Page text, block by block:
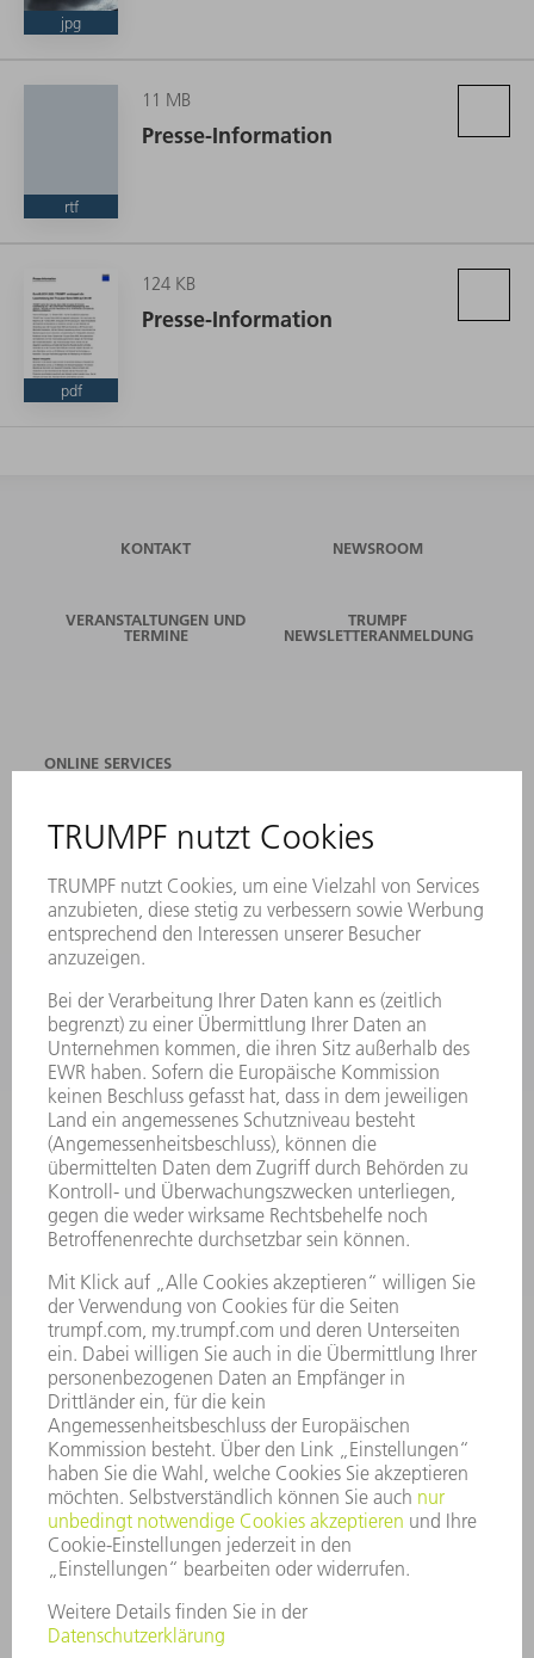
jpg
rtf
11 MB
Presse-Information
pdf
124 KB
Presse-Information
KONTAKT NEWSROOM
VERANSTALTUNGEN UND
TERMINE
TRUMPF
NEWSLETTERANMELDUNG
ONLINE SERVICES
STANDORTE
NEWSLETTER-ANMELDUNG
MYTRUMPF
SICHERHEITSDATENBLÄTTER
PRODUKTE
LASER
LEISTUNGSELEKTRONIK
ELEKTROWERKZEUGE
SMART FACTORY
SOFTWARE
SERVICES
ANWENDUNGEN
BRANCHEN
UNTERNEHMEN
KARRIERE
STELLENANGEBOTE
VORSTAND
GESCHÄFTSBERICHT
UNTERNEHMENSGRUNDSÄTZE
COMPLIANCE
HINWEISGEBERSYSTEM
SECURITY
PRESSEMITTEILUNGEN
MAGAZINE
LIEFERANTEN
NACHHALTIGKEIT
UMWELT & KLIMA
SOZIALES & GESELLSCHAFT
UNTERNEHMENSFÜHRUNG